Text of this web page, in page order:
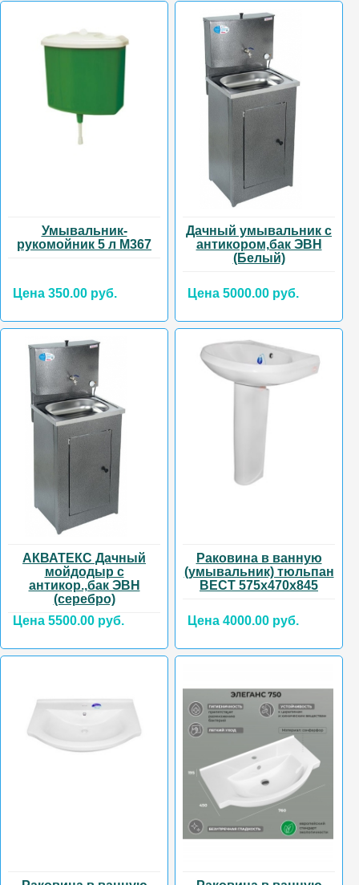
Умывальник-
рукомойник 5 л М367
Цена 350.00 руб.
Дачный умывальник с
антикором,бак ЭВН
(Белый)
Цена 5000.00 руб.
АКВАТЕКС Дачный
мойдодыр с
антикор.,бак ЭВН
(серебро)
Цена 5500.00 руб.
Раковина в ванную
(умывальник) тюльпан
ВЕСТ 575х470х845
Цена 4000.00 руб.